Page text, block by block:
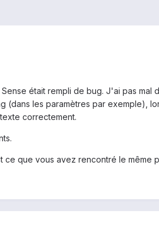
était rempli de bug. J'ai pas mal
les paramètres par exemple),
correctement.
ce que vous avez rencontré le même